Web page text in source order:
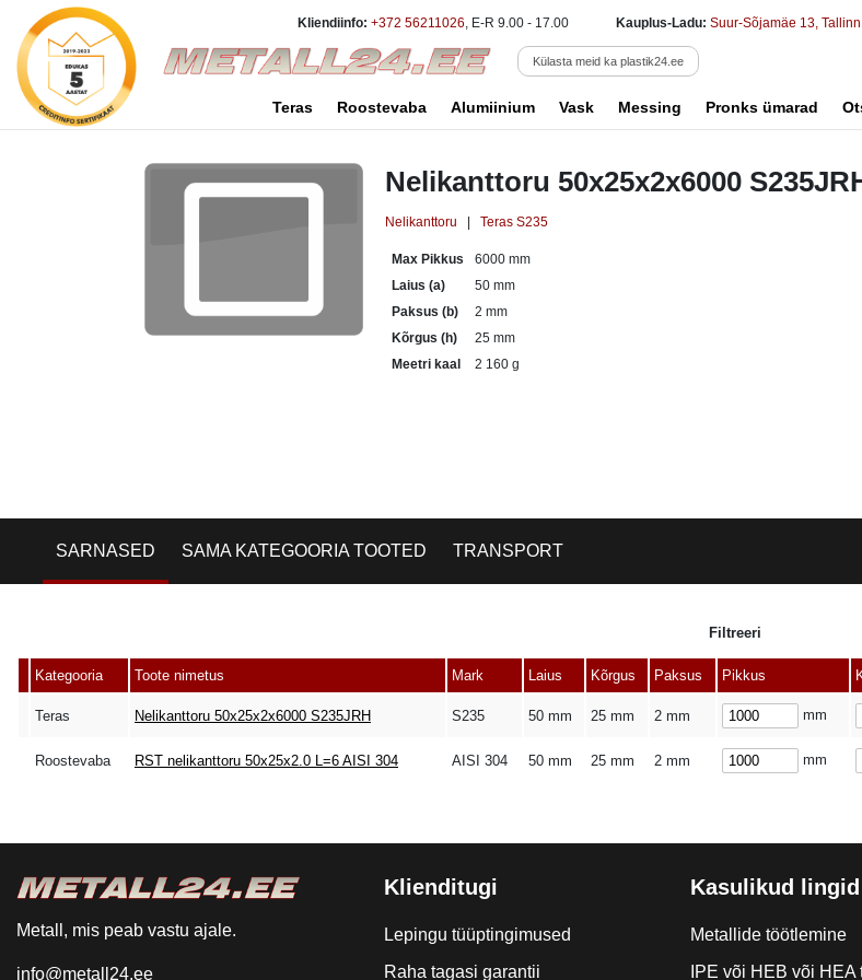
Kliendiinfo: +372 56211026, E-R 9.00 - 17.00 Kauplus-Ladu: Suur-Sõjamäe 13, Tallinn
Külasta meid ka plastik24.ee
Teras Roostevaba Alumiinium Vask Messing Pronks ümarad
Nelikanttoru 50x25x2x6000
Nelikanttoru Teras S235
Max Pikkus
6000 mm
Laius (a)
50 mm
Paksus (b)
2 mm
Kõrgus (h)
25 mm
Meetri kaal
2 160 g
SARNASED SAMA KATEGOORIA TOOTED TRANSPORT
Filtreeri
Kategooria Toote nimetus Mark Laius Kõrgus Paksus Pikkus
Teras Nelikanttoru 50x25x2x6000 S235JRH S235 50 mm 25 mm 2 mm mm
Roostevaba RST nelikanttoru 50x25x2.0 L=6 AISI 304 AISI 304 50 mm 25 mm 2 mm mm
Metall, mis peab vastu ajale.
info@metall24.ee
Klienditugi
Lepingu tüüptingimused
Raha tagasi garantii
Kasulikud lingid
Metallide töötlemine
IPE või HEB või HEA